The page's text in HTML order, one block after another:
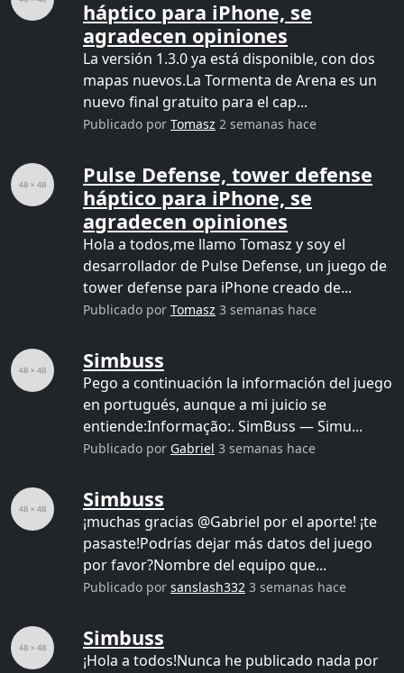
háptico para iPhone, se
agradecen opiniones
La versión 1.3.0 ya está disponible, con dos
mapas nuevos.La Tormenta de Arena es un
nuevo final gratuito para el cap...
Publicado por Tomasz 2 semanas hace
Pulse Defense, tower defense
háptico para iPhone, se
agradecen opiniones
Hola a todos,me llamo Tomasz y soy el
desarrollador de Pulse Defense, un juego de
tower defense para iPhone creado de...
Publicado por Tomasz 3 semanas hace
Simbuss
Pego a continuación la información del juego
en portugués, aunque a mi juicio se
entiende:Informação:. SimBuss — Simu...
Publicado por Gabriel 3 semanas hace
Simbuss
¡muchas gracias @Gabriel por el aporte! ¡te
pasaste!Podrías dejar más datos del juego
por favor?Nombre del equipo que...
Publicado por sanslash332 3 semanas hace
Simbuss
¡Hola a todos!Nunca he publicado nada por